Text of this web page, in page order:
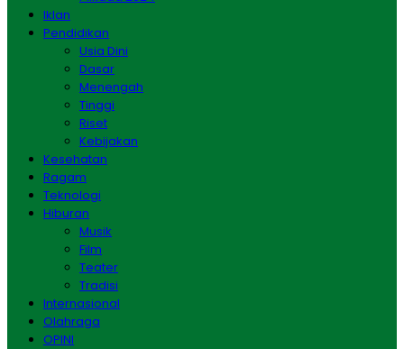
Iklan
Pendidikan
Usia Dini
Dasar
Menengah
Tinggi
Riset
Kebijakan
Kesehatan
Ragam
Teknologi
Hiburan
Musik
Film
Teater
Tradisi
Internasional
Olahraga
OPINI